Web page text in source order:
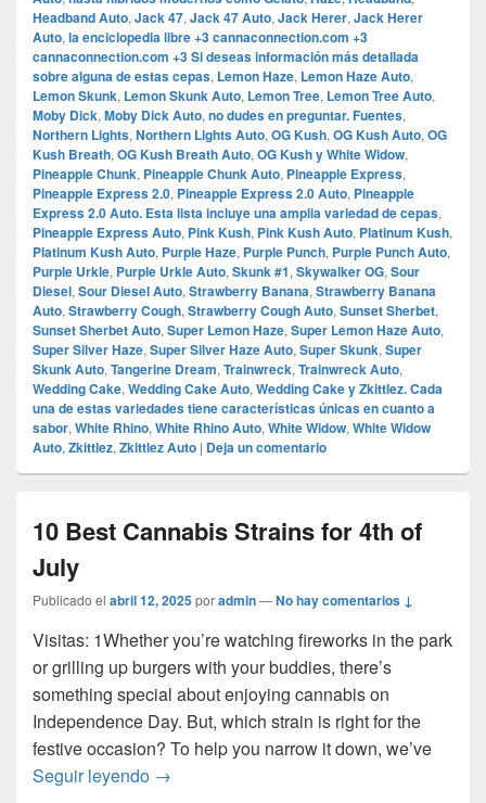
Headband Auto, Jack 47, Jack 47 Auto, Jack Herer, Jack Herer
Auto, la enciclopedia libre +3 cannaconnection.com +3
cannaconnection.com +3 Si deseas información más detallada
sobre alguna de estas cepas, Lemon Haze, Lemon Haze Auto,
Lemon Skunk, Lemon Skunk Auto, Lemon Tree, Lemon Tree Auto,
Moby Dick, Moby Dick Auto, no dudes en preguntar.​ Fuentes,
Northern Lights, Northern Lights Auto, OG Kush, OG Kush Auto, OG
Kush Breath, OG Kush Breath Auto, OG Kush y White Widow,
Pineapple Chunk, Pineapple Chunk Auto, Pineapple Express,
Pineapple Express 2.0, Pineapple Express 2.0 Auto, Pineapple
Express 2.0 Auto.​ Esta lista incluye una amplia variedad de cepas,
Pineapple Express Auto, Pink Kush, Pink Kush Auto, Platinum Kush,
Platinum Kush Auto, Purple Haze, Purple Punch, Purple Punch Auto,
Purple Urkle, Purple Urkle Auto, Skunk #1, Skywalker OG, Sour
Diesel, Sour Diesel Auto, Strawberry Banana, Strawberry Banana
Auto, Strawberry Cough, Strawberry Cough Auto, Sunset Sherbet,
Sunset Sherbet Auto, Super Lemon Haze, Super Lemon Haze Auto,
Super Silver Haze, Super Silver Haze Auto, Super Skunk, Super
Skunk Auto, Tangerine Dream, Trainwreck, Trainwreck Auto,
Wedding Cake, Wedding Cake Auto, Wedding Cake y Zkittlez. Cada
una de estas variedades tiene características únicas en cuanto a
sabor, White Rhino, White Rhino Auto, White Widow, White Widow
Auto, Zkittlez, Zkittlez Auto | Deja un comentario
10 Best Cannabis Strains for 4th of
July
Publicado el abril 12, 2025poradmin—No hay comentarios ↓
Visitas: 1Whether you’re watching fireworks in the park
or grilling up burgers with your buddies, there’s
something special about enjoying cannabis on
Independence Day. But, which strain is right for the
festive occasion? To help you narrow it down, we’ve
Seguir leyendo 10 Best Cannabis Strains for 4th of July
→